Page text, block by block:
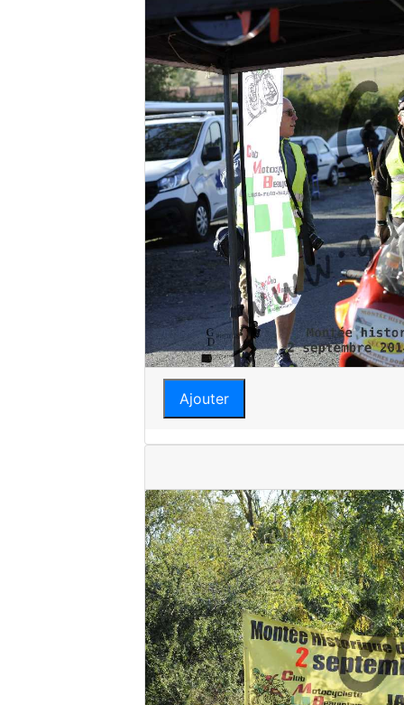
Ajouter